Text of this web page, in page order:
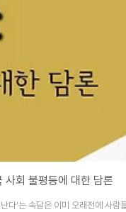
사회 불평등에 대한 담론
다’는 속담은 이미 오래전에 사람